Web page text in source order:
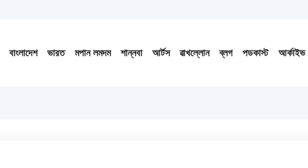
বাংলাদেশ ভারত মপান লমদম শান্নবা আর্টস ৱাখল্লোন ব্লগ পডকাস্ট আর্কাইভ